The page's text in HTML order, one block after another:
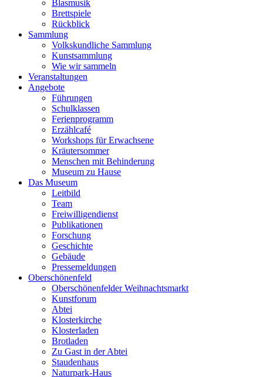
Blasmusik
Brettspiele
Rückblick
Sammlung
Volkskundliche Sammlung
Kunstsammlung
Wie wir sammeln
Veranstaltungen
Angebote
Führungen
Schulklassen
Ferienprogramm
Erzählcafé
Workshops für Erwachsene
Kräutersommer
Menschen mit Behinderung
Museum zu Hause
Das Museum
Leitbild
Team
Freiwilligendienst
Publikationen
Forschung
Geschichte
Gebäude
Pressemeldungen
Oberschönenfeld
Oberschönenfelder Weihnachtsmarkt
Kunstforum
Abtei
Klosterkirche
Klosterladen
Brotladen
Zu Gast in der Abtei
Staudenhaus
Naturpark-Haus